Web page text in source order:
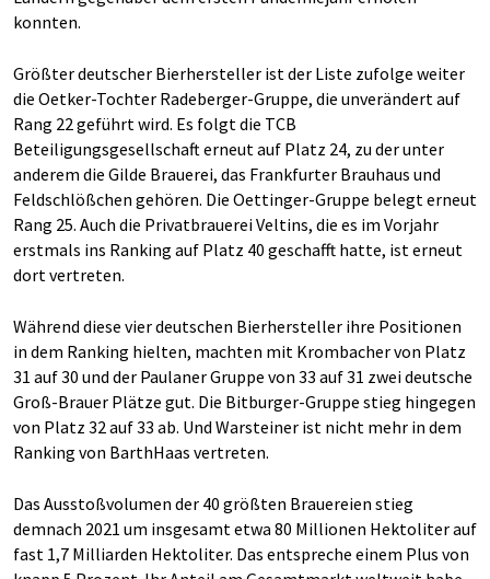
konnten.
Größter deutscher Bierhersteller ist der Liste zufolge weiter
die Oetker-Tochter Radeberger-Gruppe, die unverändert auf
Rang 22 geführt wird. Es folgt die TCB
Beteiligungsgesellschaft erneut auf Platz 24, zu der unter
anderem die Gilde Brauerei, das Frankfurter Brauhaus und
Feldschlößchen gehören. Die Oettinger-Gruppe belegt erneut
Rang 25. Auch die Privatbrauerei Veltins, die es im Vorjahr
erstmals ins Ranking auf Platz 40 geschafft hatte, ist erneut
dort vertreten.
Während diese vier deutschen Bierhersteller ihre Positionen
in dem Ranking hielten, machten mit Krombacher von Platz
31 auf 30 und der Paulaner Gruppe von 33 auf 31 zwei deutsche
Groß-Brauer Plätze gut. Die Bitburger-Gruppe stieg hingegen
von Platz 32 auf 33 ab. Und Warsteiner ist nicht mehr in dem
Ranking von BarthHaas vertreten.
Das Ausstoßvolumen der 40 größten Brauereien stieg
demnach 2021 um insgesamt etwa 80 Millionen Hektoliter auf
fast 1,7 Milliarden Hektoliter. Das entspreche einem Plus von